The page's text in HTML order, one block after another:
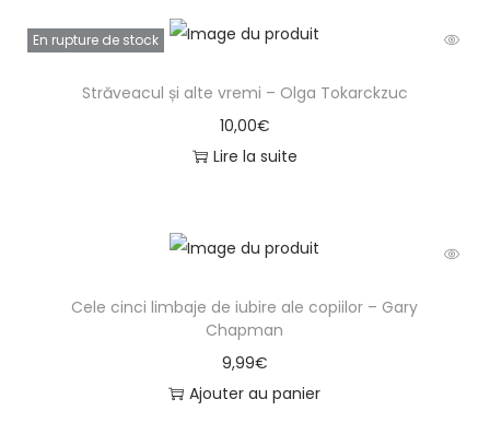
En rupture de stock
Străveacul și alte vremi – Olga Tokarckzuc
10,00€
Lire la suite
Cele cinci limbaje de iubire ale copiilor – Gary
Chapman
9,99€
Ajouter au panier